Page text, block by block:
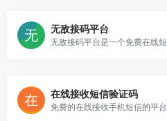
无敌接码平台
在线接收短信验证码
免费的在线接收手机短信的平